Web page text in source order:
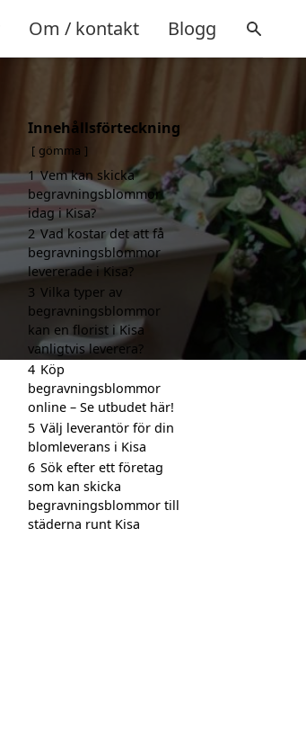
Om / kontakt Blogg
Innehållsförteckning
gömma
1 Vem kan skicka
begravningsblommor
idag i Kisa?
2 Vad kostar det att få
begravningsblommor
levererade i Kisa?
3 Vilka typer av
begravningsblommor
kan en florist i Kisa
vanligtvis leverera?
4 Köp
begravningsblommor
online – Se utbudet här!
5 Välj leverantör för din
blomleverans i Kisa
6 Sök efter ett företag
som kan skicka
begravningsblommor till
städerna runt Kisa